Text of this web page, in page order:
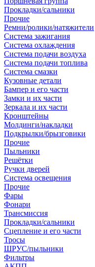
Прокладки/сальники
Прочие
Ремни/ролики/натяжители
Система зажигания
Система охлаждения
Система подачи воздуха
Система подачи топлива
Система смазки
Кузовные детали
Бампер и его части
Замки и их части
Зеркала и их части
Кронштейны
Молдинги/накладки
Подкрылки/брызговики
Прочие
Пыльники
Решётки
Ручки дверей
Система освещения
Прочие
Фары
Фонари
Трансмиссия
Прокладки/сальники
Сцепление и его части
Тросы
ШРУС/пыльники
Фильтры